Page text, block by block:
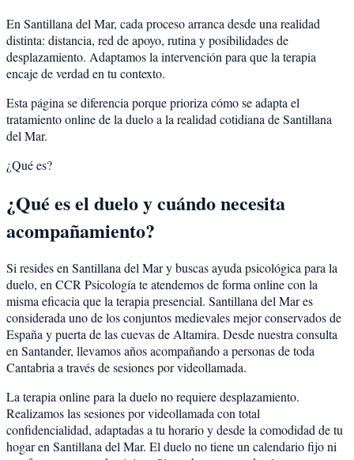
En Santillana del Mar, cada proceso arranca desde una realidad
distinta: distancia, red de apoyo, rutina y posibilidades de
desplazamiento. Adaptamos la intervención para que la terapia
encaje de verdad en tu contexto.
Esta página se diferencia porque prioriza cómo se adapta el
tratamiento online de la duelo a la realidad cotidiana de Santillana
del Mar.
¿Qué es?
¿Qué es el duelo y cuándo necesita
acompañamiento?
Si resides en Santillana del Mar y buscas ayuda psicológica para la
duelo, en CCR Psicología te atendemos de forma online con la
misma eficacia que la terapia presencial. Santillana del Mar es
considerada uno de los conjuntos medievales mejor conservados de
España y puerta de las cuevas de Altamira. Desde nuestra consulta
en Santander, llevamos años acompañando a personas de toda
Cantabria a través de sesiones por videollamada.
La terapia online para la duelo no requiere desplazamiento.
Realizamos las sesiones por videollamada con total
confidencialidad, adaptadas a tu horario y desde la comodidad de tu
hogar en Santillana del Mar. El duelo no tiene un calendario fijo ni